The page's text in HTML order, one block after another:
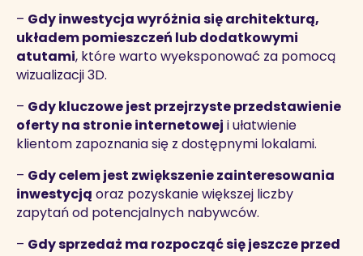
– Gdy inwestycja wyróżnia się architekturą,
układem pomieszczeń lub dodatkowymi
atutami, które warto wyeksponować za pomocą
wizualizacji 3D.
– Gdy kluczowe jest przejrzyste przedstawienie
oferty na stronie internetowej i ułatwienie
klientom zapoznania się z dostępnymi lokalami.
– Gdy celem jest zwiększenie zainteresowania
inwestycją oraz pozyskanie większej liczby
zapytań od potencjalnych nabywców.
– Gdy sprzedaż ma rozpocząć się jeszcze przed